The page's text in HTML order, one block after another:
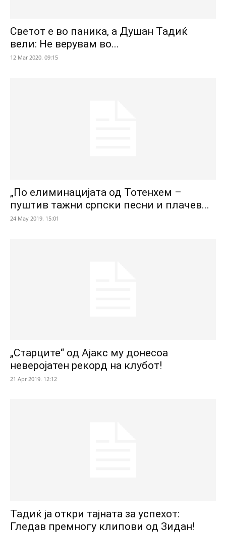
Светот е во паника, а Душан Тадиќ
вели: Не верувам во...
12 Mar 2020. 09:15
„По елиминацијата од Тотенхем –
пуштив тажни српски песни и плачев...
24 May 2019. 15:01
„Старците“ од Ајакс му донесоа
неверојатен рекорд на клубот!
21 Apr 2019. 12:12
Тадиќ ја откри тајната за успехот:
Гледав премногу клипови од Зидан!